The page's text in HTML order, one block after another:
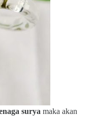
surya maka akan